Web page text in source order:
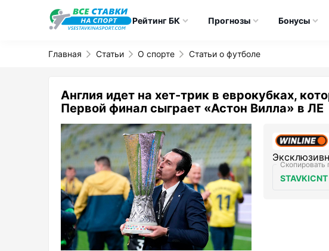
Рейтинг БК Прогнозы Бонусы
Главная Статьи О спорте Статьи о футболе
Англия идет на хет-трик в еврокубках,
Первой финал сыграет «Астон Вилла» в ЛЕ
STAVKICNT